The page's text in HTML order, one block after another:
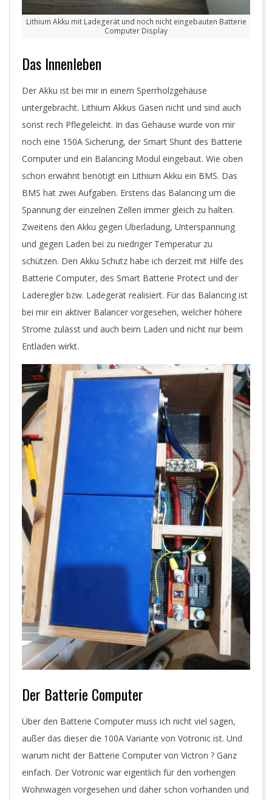
Lithium Akku mit Ladegerät und noch nicht eingebauten Batterie
Computer Display
Das Innenleben
Der Akku ist bei mir in einem Sperrholzgehäuse
untergebracht. Lithium Akkus Gasen nicht und sind auch
sonst rech Pflegeleicht. In das Gehäuse wurde von mir
noch eine 150A Sicherung, der Smart Shunt des Batterie
Computer und ein Balancing Modul eingebaut. Wie oben
schon erwähnt benötigt ein Lithium Akku ein BMS. Das
BMS hat zwei Aufgaben. Erstens das Balancing um die
Spannung der einzelnen Zellen immer gleich zu halten.
Zweitens den Akku gegen Überladung, Unterspannung
und gegen Laden bei zu niedriger Temperatur zu
schützen. Den Akku Schutz habe ich derzeit mit Hilfe des
Batterie Computer, des Smart Batterie Protect und der
Laderegler bzw. Ladegerät realisiert. Für das Balancing ist
bei mir ein aktiver Balancer vorgesehen, welcher höhere
Strome zulässt und auch beim Laden und nicht nur beim
Entladen wirkt.
Der Batterie Computer
Über den Batterie Computer muss ich nicht viel sagen,
außer das dieser die 100A Variante von Votronic ist. Und
warum nicht der Batterie Computer von Victron ? Ganz
einfach. Der Votronic war eigentlich für den vorherigen
Wohnwagen vorgesehen und daher schon vorhanden und